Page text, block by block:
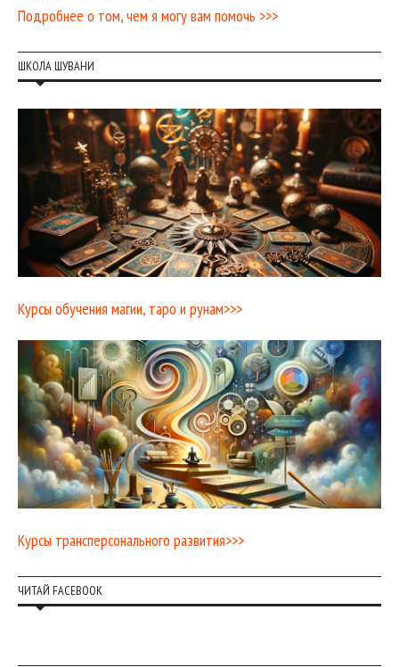
Подробнее о том, чем я могу вам помочь >>>
ШКОЛА ШУВАНИ
Курсы обучения магии, таро и рунам>>>
Курсы трансперсонального развития>>>
ЧИТАЙ FACEBOOK